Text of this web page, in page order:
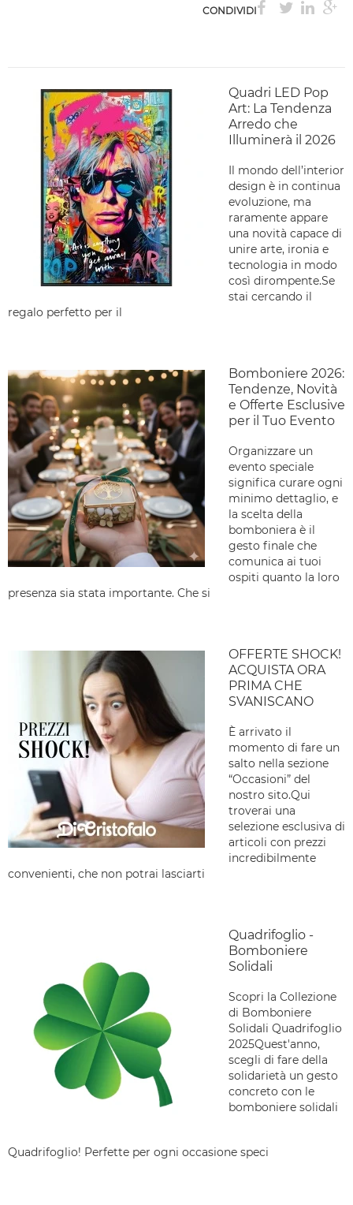
CONDIVIDI
Quadri LED Pop
Art: La Tendenza
Arredo che
Illuminerà il 2026
Il mondo dell’interior
design è in continua
evoluzione, ma
raramente appare
una novità capace di
unire arte, ironia e
tecnologia in modo
così dirompente.Se
stai cercando il
regalo perfetto per il
Bomboniere 2026:
Tendenze, Novità
e Offerte Esclusive
per il Tuo Evento
Organizzare un
evento speciale
significa curare ogni
minimo dettaglio, e
la scelta della
bomboniera è il
gesto finale che
comunica ai tuoi
ospiti quanto la loro
presenza sia stata importante. Che si
OFFERTE SHOCK!
ACQUISTA ORA
PRIMA CHE
SVANISCANO
È arrivato il
momento di fare un
salto nella sezione
“Occasioni” del
nostro sito.Qui
troverai una
selezione esclusiva di
articoli con prezzi
incredibilmente
convenienti, che non potrai lasciarti
Quadrifoglio -
Bomboniere
Solidali
Scopri la Collezione
di Bomboniere
Solidali Quadrifoglio
2025Quest'anno,
scegli di fare della
solidarietà un gesto
concreto con le
bomboniere solidali
Quadrifoglio! Perfette per ogni occasione speci